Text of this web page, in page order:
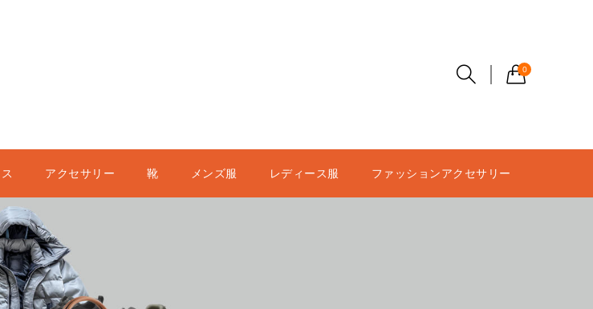
0
アクセサリー 靴 メンズ服 レディース服 ファッションアクセサリー